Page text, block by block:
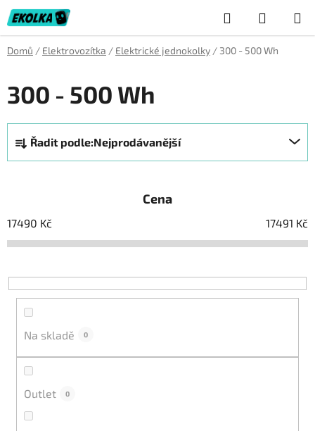
Přejít
na
obsah
Hledat
KOŠÍK
Domů / Elektrovozítka / Elektrické jednokolky / 300 - 500 Wh
300 - 500 Wh
Ř
a
z
í
p
o
d
Řadit podle:Nejprodávanější
Cena
17490 Kč 17491 Kč
Na skladě 0
Outlet 0